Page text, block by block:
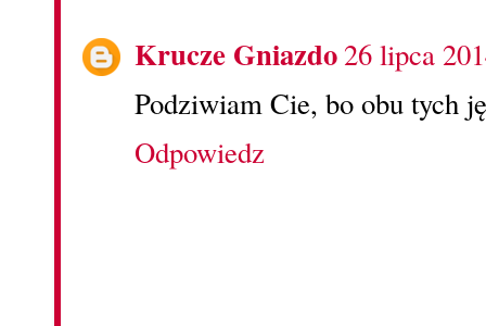
Krucze Gniazdo26 lipca
Podziwiam Cie, bo obu tych
Odpowiedz